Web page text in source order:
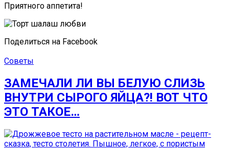
Приятного аппетита!
Поделиться на Facebook
Советы
ЗАМЕЧАЛИ ЛИ ВЫ БЕЛУЮ СЛИЗЬ
ВНУТРИ СЫРОГО ЯЙЦА?! ВОТ ЧТО
ЭТО ТАКОЕ…